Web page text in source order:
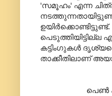
‘സമൂഹം‘ എന്ന
കട്ടിംഗുകൾ
താക്കീതിലാണ്
പെൺ